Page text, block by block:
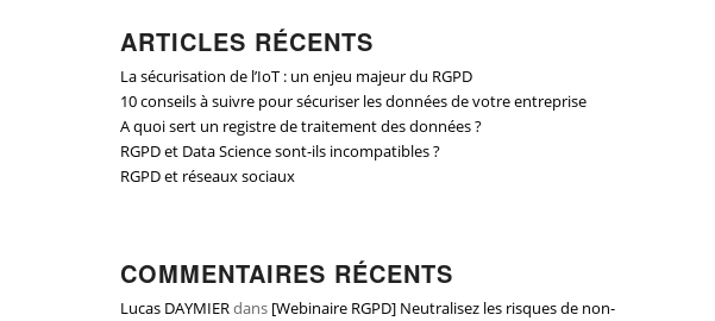
ARTICLES RÉCENTS
La sécurisation de l’IoT : un enjeu majeur du RGPD
10 conseils à suivre pour sécuriser les données de votre entreprise
A quoi sert un registre de traitement des données ?
RGPD et Data Science sont-ils incompatibles ?
RGPD et réseaux sociaux
COMMENTAIRES RÉCENTS
Lucas DAYMIERdans [Webinaire RGPD] Neutralisez les risques de non-